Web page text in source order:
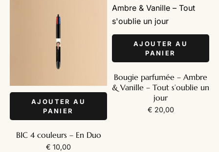
AJOUTER AU
PANIER
BIC 4 couleurs – En Duo
€ 10,00
AJOUTER AU
PANIER
Bougie parfumée – Ambre
& Vanille – Tout s’oublie un
jour
€ 20,00